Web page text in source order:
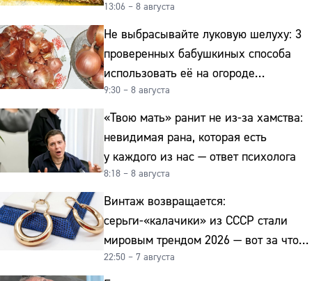
интерьер
13:06 – 8 августа
Не выбрасывайте луковую шелуху: 3
проверенных бабушкиных способа
использовать её на огороде
и для здоровья этой зимой
9:30 – 8 августа
«Твою мать» ранит не из-за хамства:
невидимая рана, которая есть
у каждого из нас — ответ психолога
8:18 – 8 августа
Винтаж возвращается:
серьги-«калачики» из СССР стали
мировым трендом 2026 — вот за что
их ценят ювелиры
22:50 – 7 августа